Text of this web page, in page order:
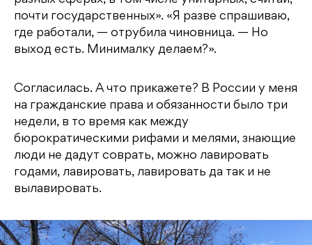
почти государственных». «Я разве спрашиваю,
где работали, — отрубила чиновница. — Но
выход есть. Минималку делаем?».
Согласилась. А что прикажете? В России у меня
на гражданские права и обязанности было три
недели, в то время как между
бюрократическими рифами и мелями, знающие
люди не дадут соврать, можно лавировать
годами, лавировать, лавировать да так и не
вылавировать.